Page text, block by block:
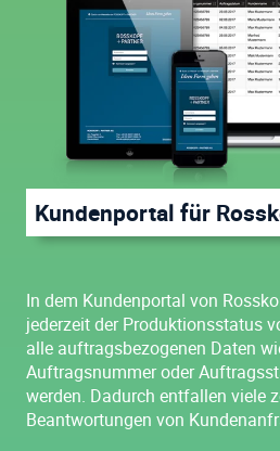
Kundenportal für
In dem Kundenportal von
jederzeit der Produktionsstatus
alle auftragsbezogenen Daten
Auftragsnummer oder
werden. Dadurch entfallen viele
Beantwortungen von